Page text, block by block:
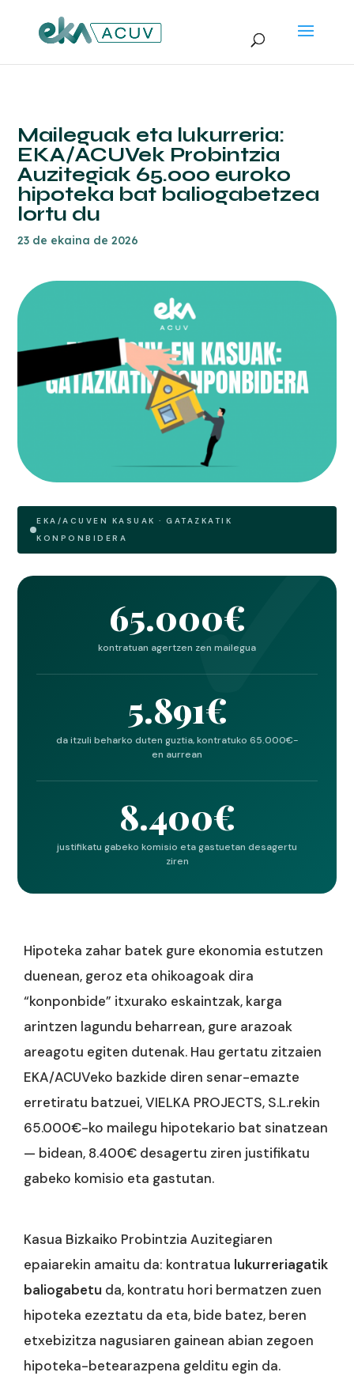
Maileguak eta lukurreria:
EKA/ACUVek Probintzia
Auzitegiak 65.000 euroko
hipoteka bat baliogabetzea
lortu du
23 de ekaina de 2026
EKA/ACUVEN KASUAK · GATAZKATIK
KONPONBIDERA
65.000€
kontratuan agertzen zen mailegua
5.891€
da itzuli beharko duten guztia, kontratuko 65.000€-
en aurrean
8.400€
justifikatu gabeko komisio eta gastuetan desagertu
ziren
Hipoteka zahar batek gure ekonomia estutzen
duenean, geroz eta ohikoagoak dira
“konponbide” itxurako eskaintzak, karga
arintzen lagundu beharrean, gure arazoak
areagotu egiten dutenak. Hau gertatu zitzaien
EKA/ACUVeko bazkide diren senar-emazte
erretiratu batzuei, VIELKA PROJECTS, S.L.rekin
65.000€-ko mailegu hipotekario bat sinatzean
— bidean, 8.400€ desagertu ziren justifikatu
gabeko komisio eta gastutan.
Kasua Bizkaiko Probintzia Auzitegiaren
epaiarekin amaitu da: kontratua lukurreriagatik
baliogabetu da, kontratu hori bermatzen zuen
hipoteka ezeztatu da eta, bide batez, beren
etxebizitza nagusiaren gainean abian zegoen
hipoteka-betearazpena gelditu egin da.